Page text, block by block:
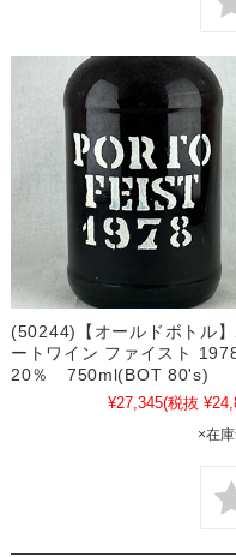
(50244)【オールドボトル】
ートワイン ファイスト
20％ 750ml(BOT 80's)
¥27,345(税抜
×在